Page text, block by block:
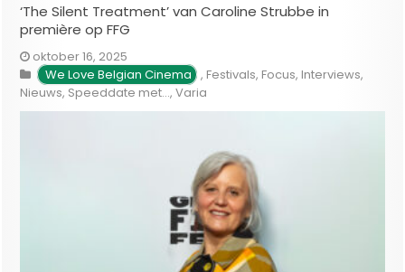
‘The Silent Treatment’ van Caroline Strubbe in
première op FFG
oktober 16, 2025
We Love Belgian Cinema , Festivals, Focus, Interviews,
Nieuws, Speeddate met...,Varia